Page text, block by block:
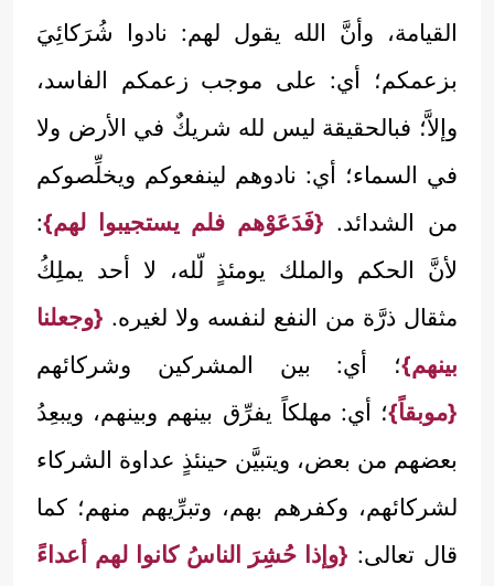
القيامة، وأنَّ الله يقول لهم: نادوا شُرَكائِيَ
بزعمكم؛ أي: على موجب زعمكم الفاسد،
وإلاَّ؛ فبالحقيقة ليس لله شريكٌ في الأرض ولا
في السماء؛ أي: نادوهم لينفعوكم ويخلِّصوكم
من الشدائد. {فَدَعَوْهم فلم يستجيبوا لهم}:
لأنَّ الحكم والملك يومئذٍ لّله، لا أحد يملِكُ
مثقال ذرَّة من النفع لنفسه ولا لغيره. {وجعلنا
بينهم}؛ أي: بين المشركين وشركائهم
{موبقاً}؛ أي: مهلكاً يفرِّق بينهم وبينهم، ويبعِدُ
بعضهم من بعض، ويتبيَّن حينئذٍ عداوة الشركاء
لشركائهم، وكفرهم بهم، وتبرِّيهم منهم؛ كما
قال تعالى: {وإذا حُشِرَ الناسُ كانوا لهم أعداءً